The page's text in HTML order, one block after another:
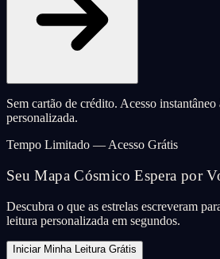
Sem cartão de crédito. Acesso instantâneo
personalizada.
Tempo Limitado — Acesso Grátis
Seu Mapa Cósmico Espera por
Descubra o que as estrelas escreveram
leitura personalizada em segundos.
Iniciar Minha Leitura Grátis